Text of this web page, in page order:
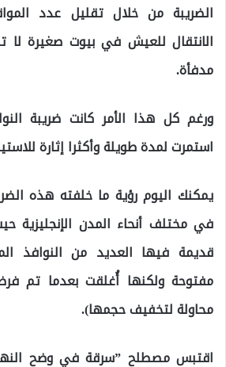
الضريبة من خلال تقليل عدد
الانتقال للعيش في بيوت صغيرة لا
مدفأة.
ورغم كل هذا الأمر كانت ضريبة
استمرت لمدة طويلة وأكثرا إثارة
يمكنك اليوم رؤية ما خلفته هذه
في مختلف أنحاء المدن الإنجليزية
قديمة فيها العديد من النوافذ
مفتوحة ولكنها أُغلقت بعدما تم
محاولة لتخفيف حجمها).
اقتبس مصطلح ”سرقة في وضح